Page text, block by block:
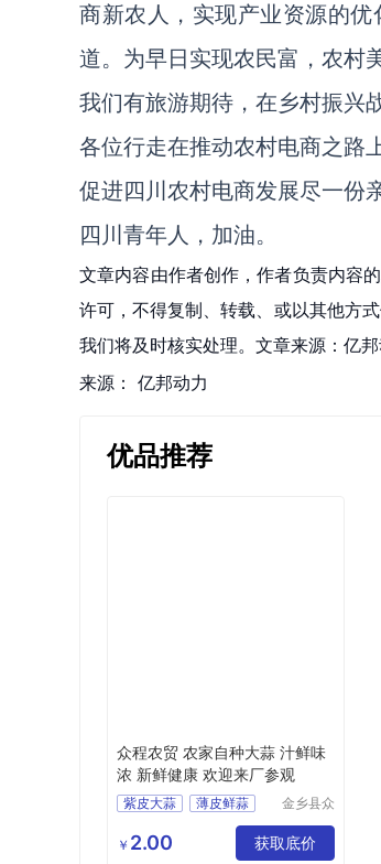
商新农人，实现产业资源的
道。为早日实现农民富，农村
我们有旅游期待，在乡村振兴
各位行走在推动农村电商之路
促进四川农村电商发展尽一份
四川青年人，加油。
文章内容由作者创作，作者负责内容
许可，不得复制、转载、或以其他方
我们将及时核实处理。文章来源：亿
来源： 亿邦动力
优品推荐
众程农贸 农家自种大蒜 汁鲜味
浓 新鲜健康 欢迎来厂参观
紫皮大蒜
薄皮鲜蒜
有机大蒜
白皮大蒜
金乡县众
限公司
￥ 2.00 获取底价